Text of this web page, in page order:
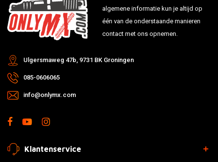
algemene informatie kun je altijd op
één van de onderstaande manieren
contact met ons opnemen.
Ulgersmaweg 47b, 9731 BK Groningen
085-0606065
info@onlymx.com
Klantenservice